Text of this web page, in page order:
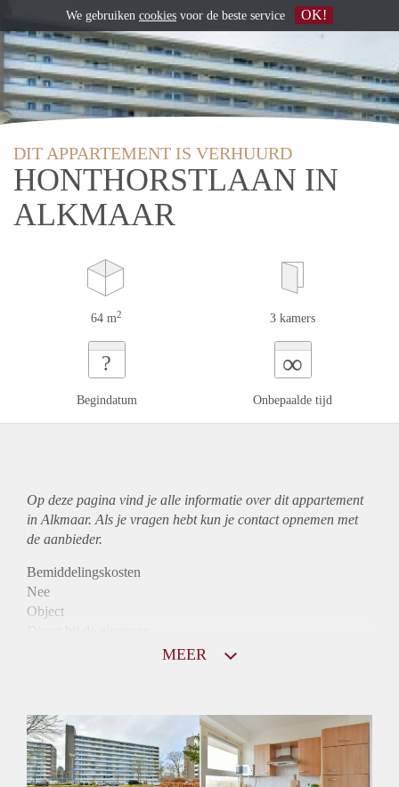
DIT APPARTEMENT IS VERHUURD
HONTHORSTLAAN IN
ALKMAAR
64 m2 3 kamers
?
Begindatum
∞
Onbepaalde tijd
Op deze pagina vind je alle informatie over ditappartement
in Alkmaar. Als je vragen hebt kun je contact opnemen met
de aanbieder.
Bemiddelingskosten
Nee
Object
Huurtoeslag
Niet mogelijk
Inkomen eis
MEER
We gebruiken cookies voor de beste service OK!